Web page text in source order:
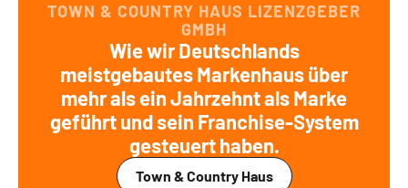
TOWN & COUNTRY HAUS LIZENZGEBER
GMBH
Wie wir Deutschlands
meistgebautes Markenhaus über
mehr als ein Jahrzehnt als Marke
geführt und sein Franchise-System
gesteuert haben.
Town & Country Haus